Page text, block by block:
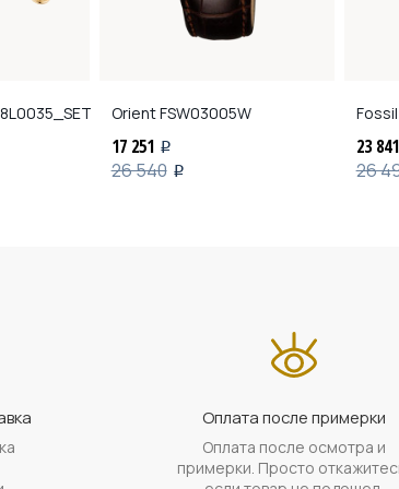
OrientFSW03005W
17 251 i
26 540 i
Fossil
23 841
26
Оплата после примерки
Оплата после осмотра и
примерки. Просто